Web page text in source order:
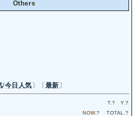
Others
/今日人気〕〔最新〕
T.? Y.?
NOW.? TOTAL.?